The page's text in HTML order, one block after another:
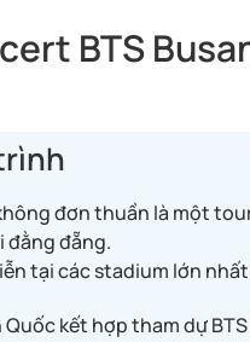
BTS
đơn thuần là một
đằng đẵng.
tại các stadium lớn
kết hợp tham dự